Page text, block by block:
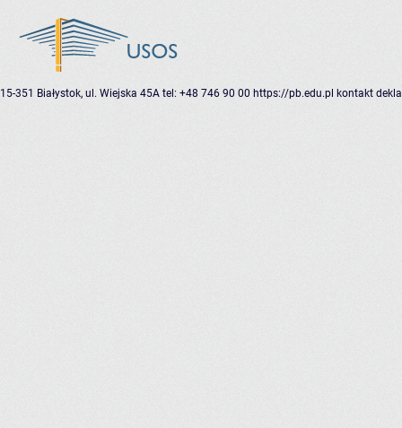
15-351 Białystok, ul. Wiejska 45A tel: +48 746 90 00 https://pb.edu.pl kontakt